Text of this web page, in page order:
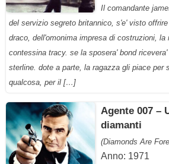
Il comandante
del servizio segreto britannico, s'e' visto
draco, dell'omonima impresa di costruzioni, la
contessina tracy. se la sposera' bond
sterline. dote a parte, la ragazza gli piace per
qualcosa, per il […]
Agente 007 –
diamanti
(Diamonds Are
Anno: 1971